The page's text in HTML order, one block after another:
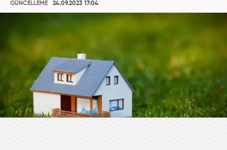
GÜNCELLEME
24.09.2023 17:04